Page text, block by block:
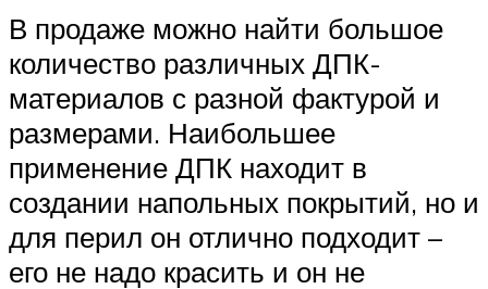
В продаже можно найти большое
количество различных ДПК-
материалов с разной фактурой и
размерами. Наибольшее
применение ДПК находит в
создании напольных покрытий, но и
для перил он отлично подходит –
его не надо красить и он не